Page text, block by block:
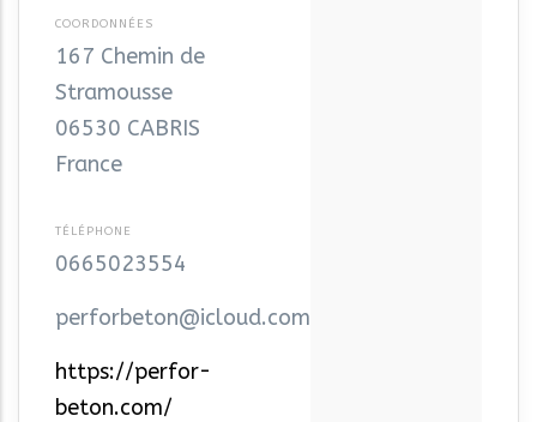
167 Chemin de
Stramousse
06530 CABRIS
France
0665023554
perforbeton@icloud.com
https://perfor-
beton.com/